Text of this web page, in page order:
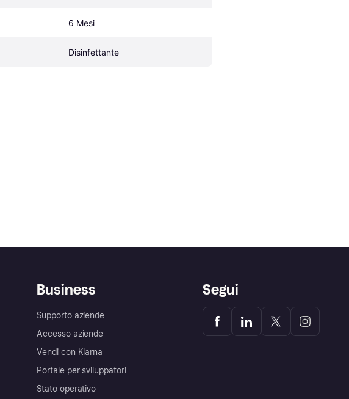
6 Mesi
Disinfettante
Business
Supporto aziende
Accesso aziende
Vendi con Klarna
Portale per sviluppatori
Stato operativo
Segui